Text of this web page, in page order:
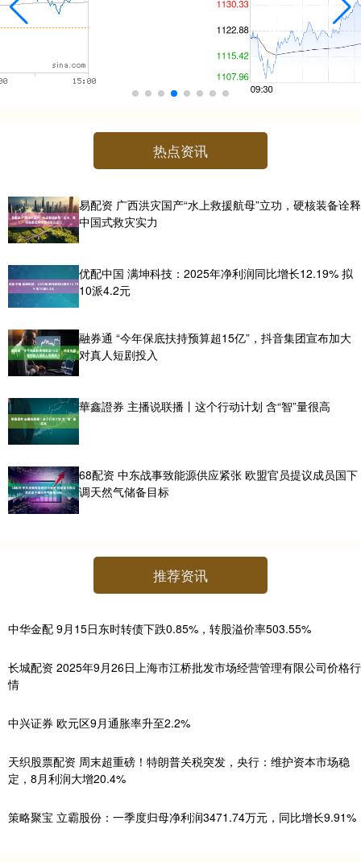
热点资讯
易配资 广西洪灾国产“水上救援航母”立功，硬核装备诠释
中国式救灾实力
优配中国 满坤科技：2025年净利润同比增长12.19% 拟
10派4.2元
融券通 “今年保底扶持预算超15亿”，抖音集团宣布加大
对真人短剧投入
華鑫證券 主播说联播丨这个行动计划 含“智”量很高
68配资 中东战事致能源供应紧张 欧盟官员提议成员国下
调天然气储备目标
推荐资讯
中华金配 9月15日东时转债下跌0.85%，转股溢价率503.55%
长城配资 2025年9月26日上海市江桥批发市场经营管理有限公司价格行
情
中兴证券 欧元区9月通胀率升至2.2%
天织股票配资 周末超重磅！特朗普关税突发，央行：维护资本市场稳
定，8月利润大增20.4%
策略聚宝 立霸股份：一季度归母净利润3471.74万元，同比增长9.91%